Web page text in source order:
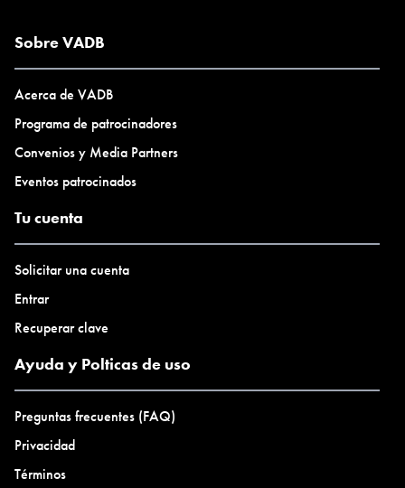
Sobre VADB
Acerca de VADB
Programa de patrocinadores
Convenios y Media Partners
Eventos patrocinados
Tu cuenta
Solicitar una cuenta
Entrar
Recuperar clave
Ayuda y Polticas de uso
Preguntas frecuentes (FAQ)
Privacidad
Términos